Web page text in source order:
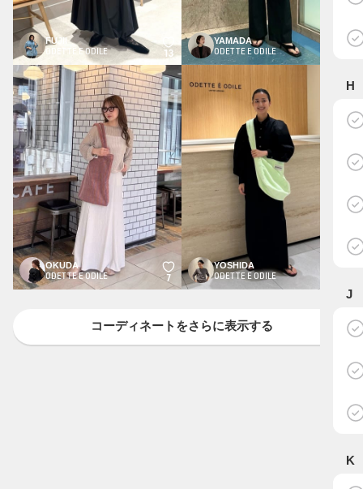
H
J
K
FUJII
ODETTE E ODILE
13
YAMADA
ODETTE E ODILE
OKUDA
ODETTE E ODILE
7
YOSHIDA
ODETTE E ODILE
コーディネートをさらに表示する